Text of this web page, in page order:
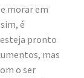
morar em
é
pronto
mas
o ser